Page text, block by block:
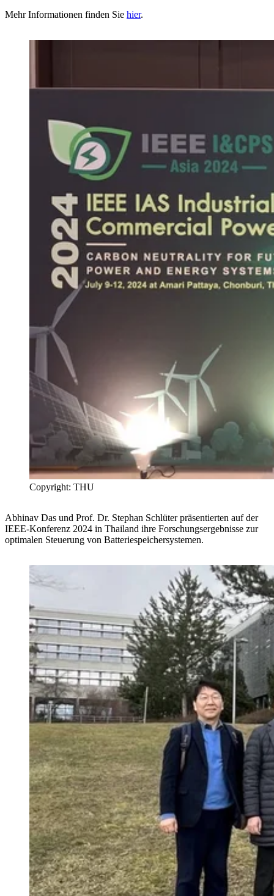
Mehr Informationen finden Sie hier.
Copyright: THU
Abhinav Das und Prof. Dr. Stephan Schlüter präsentierten auf der
IEEE-Konferenz 2024 in Thailand ihre Forschungsergebnisse zur
optimalen Steuerung von Batteriespeichersystemen.